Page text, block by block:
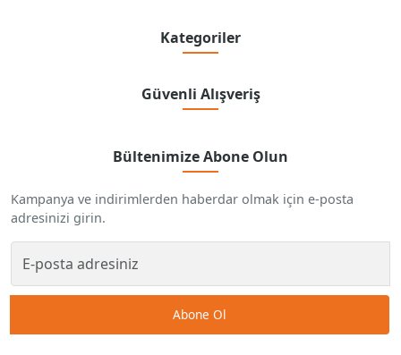
Kategoriler
Güvenli Alışveriş
Bültenimize Abone Olun
Kampanya ve indirimlerden haberdar olmak için e-posta
adresinizi girin.
Abone Ol